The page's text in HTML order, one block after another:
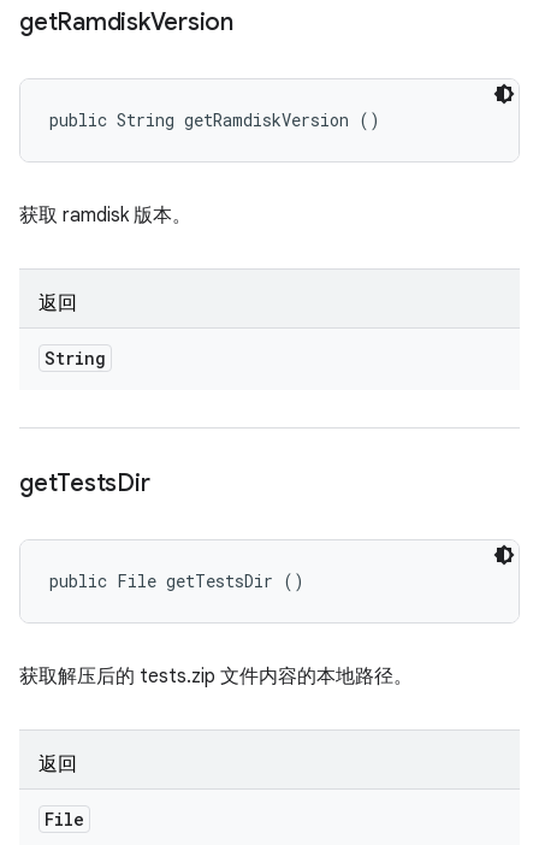
getRamdiskVersion
public String getRamdiskVersion ()
获取 ramdisk 版本。
返回
String
getTestsDir
public File getTestsDir ()
获取解压后的 tests.zip 文件内容的本地路径。
返回
File